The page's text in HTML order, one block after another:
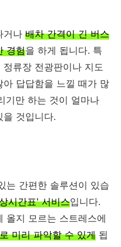
거나 배차 간격이 긴 버스
경험을 하게 됩니다. 특
류장 전광판이나 지도
답답함을 느낄 때가 많
기만 하는 것이 얼마나
것입니다.
는 간편한 솔루션이 있습
시간표' 서비스입니다.
올지 모르는 스트레스에
미리 파악할 수 있게 됩